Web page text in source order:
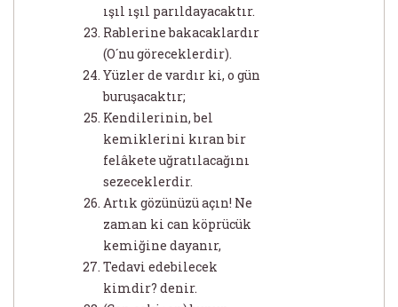
ışıl ışıl parıldayacaktır.
Rablerine bakacaklardır
(O´nu göreceklerdir).
Yüzler de vardır ki, o gün
buruşacaktır;
Kendilerinin, bel
kemiklerini kıran bir
felâkete uğratılacağını
sezeceklerdir.
Artık gözünüzü açın! Ne
zaman ki can köprücük
kemiğine dayanır,
Tedavi edebilecek
kimdir? denir.